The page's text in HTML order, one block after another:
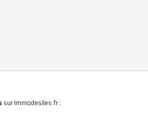
sur Immodesiles.fr :